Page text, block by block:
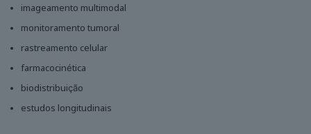
imageamento multimodal
monitoramento tumoral
rastreamento celular
farmacocinética
biodistribuição
estudos longitudinais